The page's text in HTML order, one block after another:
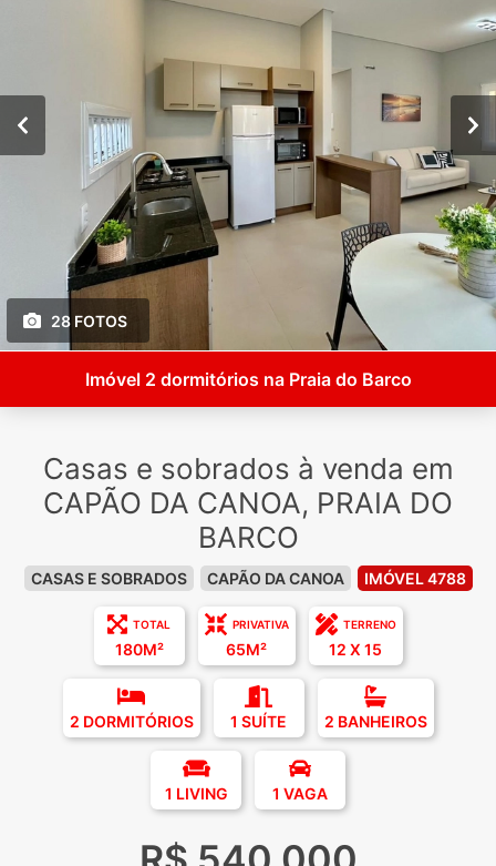
28 FOTOS
Imóvel 2 dormitórios na Praia do Barco
Casas e sobrados à venda em
CAPÃO DA CANOA, PRAIA DO
BARCO
CASAS E SOBRADOS CAPÃO DA CANOA IMÓVEL 4788
TOTAL
180M²
PRIVATIVA
65M²
TERRENO
12 X 15
2 DORMITÓRIOS 1 SUÍTE 2 BANHEIROS
1 LIVING 1 VAGA